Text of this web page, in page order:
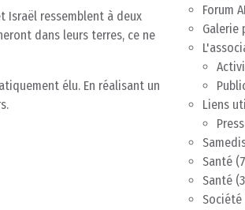
Israël ressemblent à deux
dans leurs terres, ce ne
élu. En réalisant un
Forum
Galerie
Liens
Santé
Santé
Société